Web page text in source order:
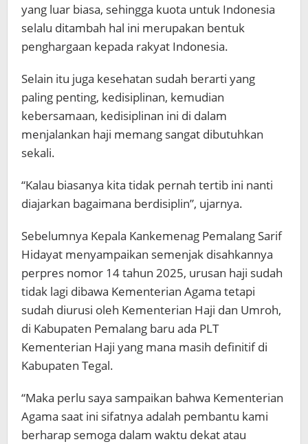
yang luar biasa, sehingga kuota untuk Indonesia
selalu ditambah hal ini merupakan bentuk
penghargaan kepada rakyat Indonesia.
Selain itu juga kesehatan sudah berarti yang
paling penting, kedisiplinan, kemudian
kebersamaan, kedisiplinan ini di dalam
menjalankan haji memang sangat dibutuhkan
sekali.
“Kalau biasanya kita tidak pernah tertib ini nanti
diajarkan bagaimana berdisiplin”, ujarnya.
Sebelumnya Kepala Kankemenag Pemalang Sarif
Hidayat menyampaikan semenjak disahkannya
perpres nomor 14 tahun 2025, urusan haji sudah
tidak lagi dibawa Kementerian Agama tetapi
sudah diurusi oleh Kementerian Haji dan Umroh,
di Kabupaten Pemalang baru ada PLT
Kementerian Haji yang mana masih definitif di
Kabupaten Tegal.
“Maka perlu saya sampaikan bahwa Kementerian
Agama saat ini sifatnya adalah pembantu kami
berharap semoga dalam waktu dekat atau